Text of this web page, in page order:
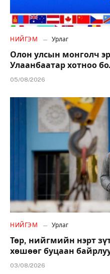
НИЙГЭМ Урлаг
Олон улсын монголч
Улаанбаатар хотноо
05/08/2026
НИЙГЭМ Урлаг
Төр, нийгмийн нэрт
хөшөөг буцаан
03/08/2026